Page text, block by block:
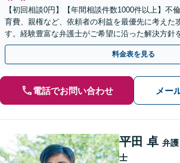
【初回相談0円】【年間相談件数1000件以上】不
育費、親権など、依頼者の利益を最優先に考えた
す。経験豊富な弁護士がご希望に沿った解決方針
案します。お気軽にお問合せ下さい。
料金表を見る
電話でお問い合わせ メー
平田 卓 弁護
士